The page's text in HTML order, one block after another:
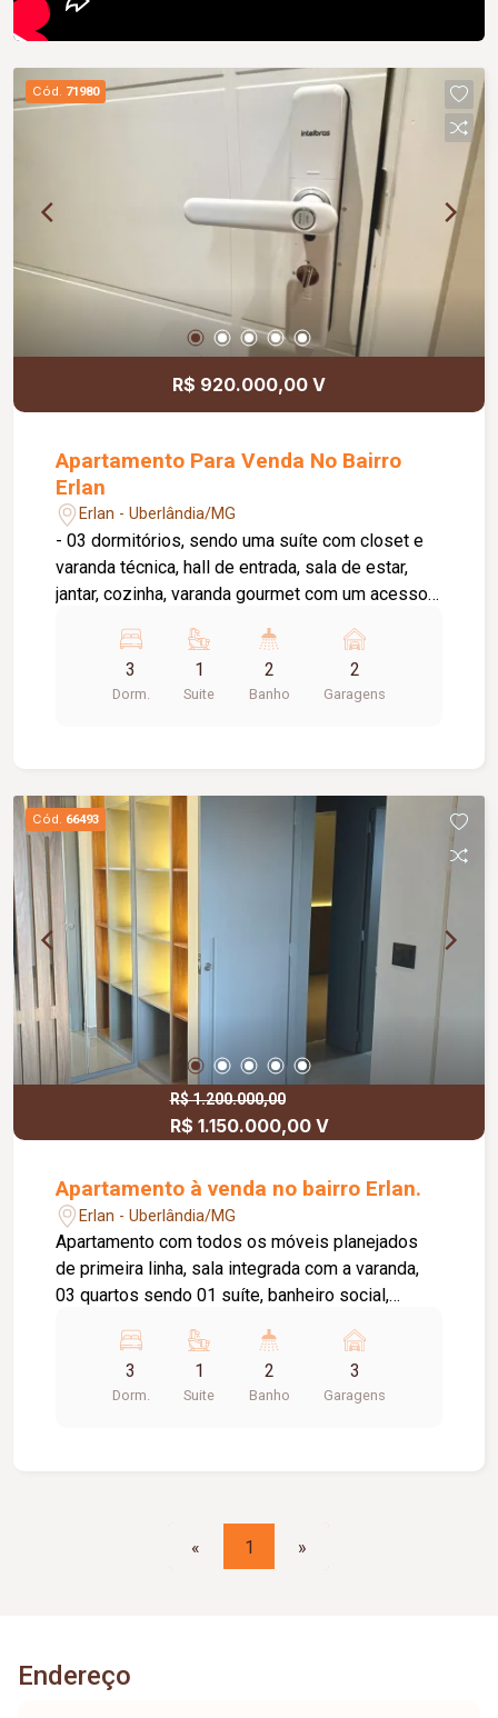
Cód. 71980
R$ 920.000,00 V
Apartamento Para Venda No Bairro
Erlan
Erlan - Uberlândia/MG
- 03 dormitórios, sendo uma suíte com closet e
varanda técnica, hall de entrada, sala de estar,
jantar, cozinha, varanda gourmet com um acesso
lavanderia. Preparação para ar-condicionado nos
quartos e na sala, preparação para dispensa de
alimentos e materiais de limpeza. - Porteira
3
Dorm.
1
Suite
2
Banho
2
Garagens
Cód. 66493
R$ 1.200.000,00
R$ 1.150.000,00 V
Apartamento à venda no bairro Erlan.
Erlan - Uberlândia/MG
Apartamento com todos os móveis planejados
de primeira linha, sala integrada com a varanda,
03 quartos sendo 01 suíte, banheiro social,
aceita um apto ate 300 mil reias novo como
forma parcial de pagamento ( que pode ser ate
apto na planta , sendo de construtora com
3
Dorm.
1
Suite
2
Banho
3
Garagens
« 1 »
Endereço